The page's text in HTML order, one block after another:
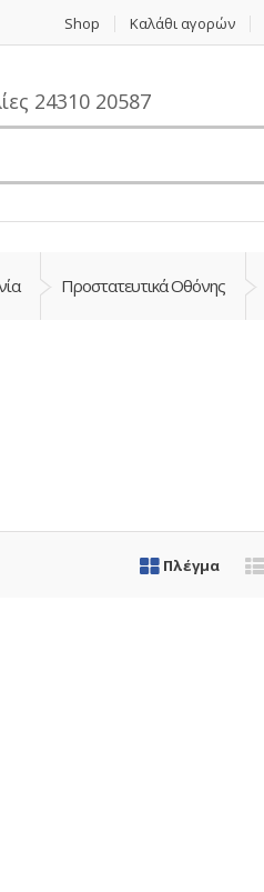
Shop Καλάθι αγορών
24310 20587
Προστατευτικά Οθόνης
Πλέγμα